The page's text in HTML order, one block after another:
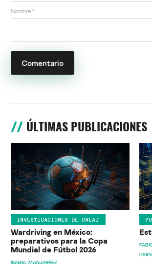
Nombre *
ÚLTIMAS PUBLICACIONES
INVESTIGACIONES DE GREAT
Wardriving en México:
preparativos para la Copa
Mundial de Fútbol 2026
ISABEL MANJARREZ